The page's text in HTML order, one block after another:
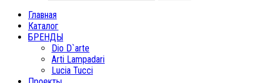
Главная
Каталог
БРЕНДЫ
Dio D`arte
Arti Lampadari
Lucia Tucci